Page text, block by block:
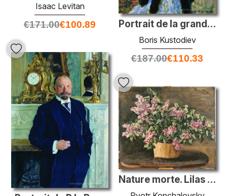
Portrait de la grande duchesse Maria Pavlovna
Boris Kustodiev
€187.00€110.33
Isaac Levitan
€171.00€100.89
Nature morte. Lilas dans une baignoire.